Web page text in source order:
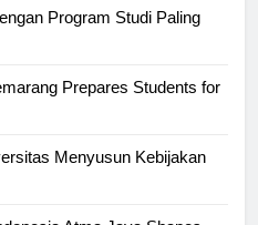
Program Studi Paling
Prepares Students for
Menyusun Kebijakan